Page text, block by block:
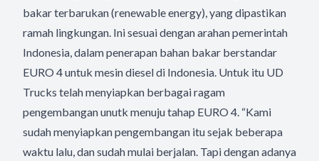
bakar terbarukan (renewable energy), yang dipastikan
ramah lingkungan. Ini sesuai dengan arahan pemerintah
Indonesia, dalam penerapan bahan bakar berstandar
EURO 4 untuk mesin diesel di Indonesia. Untuk itu UD
Trucks telah menyiapkan berbagai ragam
pengembangan unutk menuju tahap EURO 4. “Kami
sudah menyiapkan pengembangan itu sejak beberapa
waktu lalu, dan sudah mulai berjalan. Tapi dengan adanya